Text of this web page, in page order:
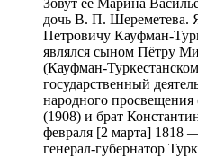
дочь В. П. Шереметева.
Петровичу Кауфман-
являлся сыном Пётру
(Кауфман-
государственный
народного
(1908) и брат
февраля [2 марта] 1818
генерал-губернатор